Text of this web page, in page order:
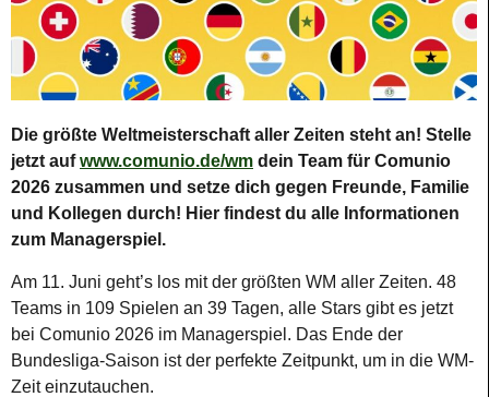
Die größte Weltmeisterschaft aller Zeiten steht an! Stelle
jetzt aufwww.comunio.de/wm dein Team für Comunio
2026 zusammen und setze dich gegen Freunde, Familie
und Kollegen durch! Hier findest du alle Informationen
zum Managerspiel.
Am 11. Juni geht’s los mit der größten WM aller Zeiten. 48
Teams in 109 Spielen an 39 Tagen, alle Stars gibt es jetzt
bei Comunio 2026 im Managerspiel. Das Ende der
Bundesliga-Saison ist der perfekte Zeitpunkt, um in die WM-
Zeit einzutauchen.